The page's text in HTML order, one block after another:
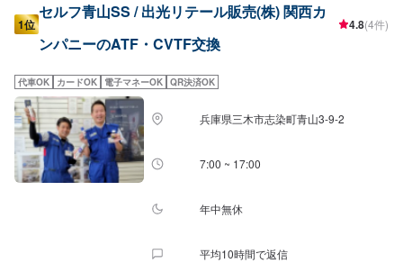
1位
セルフ青山SS / 出光リテール販売(株) 関西カ
ンパニーのATF・CVTF交換
4.8(4件)
代車OK カードOK 電子マネーOK QR決済OK
兵庫県三木市志染町青山3-9-2
7:00 ~ 17:00
年中無休
平均10時間で返信